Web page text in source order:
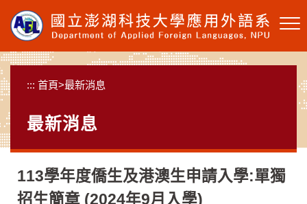
要
內
容
塊
::: 首頁>最新消息
最新消息
113學年度僑生及港澳生申請入學:單獨
招生簡章 (2024年9月入學)